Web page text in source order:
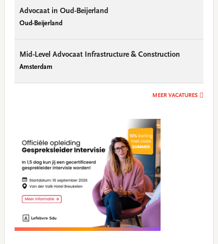
Advocaat in Oud-Beijerland
Oud-Beijerland
Mid-Level Advocaat Infrastructure & Construction
Amsterdam
MEER VACATURES